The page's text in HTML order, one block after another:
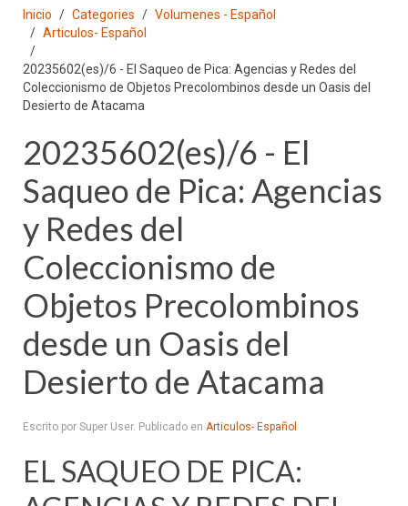
Inicio Categories
Volumenes - Español
Articulos- Español
20235602(es)/6 - El Saqueo de Pica: Agencias y Redes del
Coleccionismo de Objetos Precolombinos desde un Oasis del
Desierto de Atacama
20235602(es)/6 - El
Saqueo de Pica: Agencias
y Redes del
Coleccionismo de
Objetos Precolombinos
desde un Oasis del
Desierto de Atacama
Escrito por Super User. Publicado en Articulos- Español
EL SAQUEO DE PICA: